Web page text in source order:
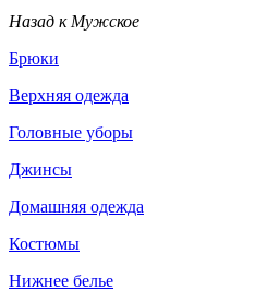
Назад к Мужское
Брюки
Верхняя одежда
Головные уборы
Джинсы
Домашняя одежда
Костюмы
Нижнее белье